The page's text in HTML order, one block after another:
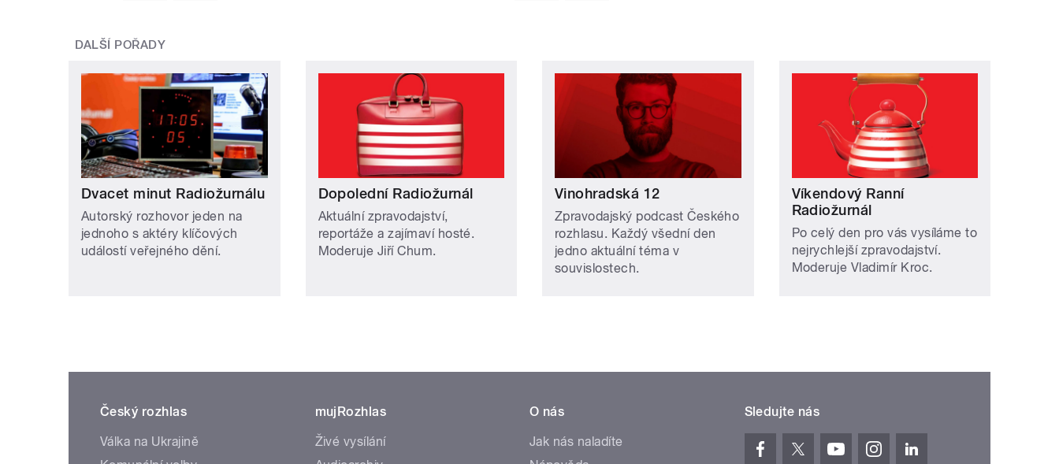
DALŠÍ POŘADY
Dvacet minut Radiožurnálu
Autorský rozhovor jeden na
jednoho s aktéry klíčových
událostí veřejného dění.
Dopolední Radiožurnál
Aktuální zpravodajství,
reportáže a zajímaví hosté.
Moderuje Jiří Chum.
Vinohradská 12
Zpravodajský podcast Českého
rozhlasu. Každý všední den
jedno aktuální téma v
souvislostech.
Víkendový Ranní
Radiožurnál
Po celý den pro vás vysíláme to
nejrychlejší zpravodajství.
Moderuje Vladimír Kroc.
Český rozhlas
Válka na Ukrajině
mujRozhlas
Živé vysílání
O nás
Jak nás naladíte
Sledujte nás